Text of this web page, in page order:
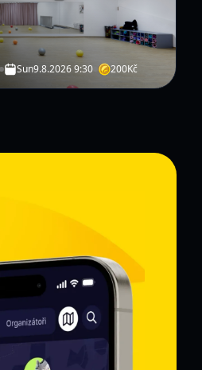
Sun9.8.2026 9:30 200Kč